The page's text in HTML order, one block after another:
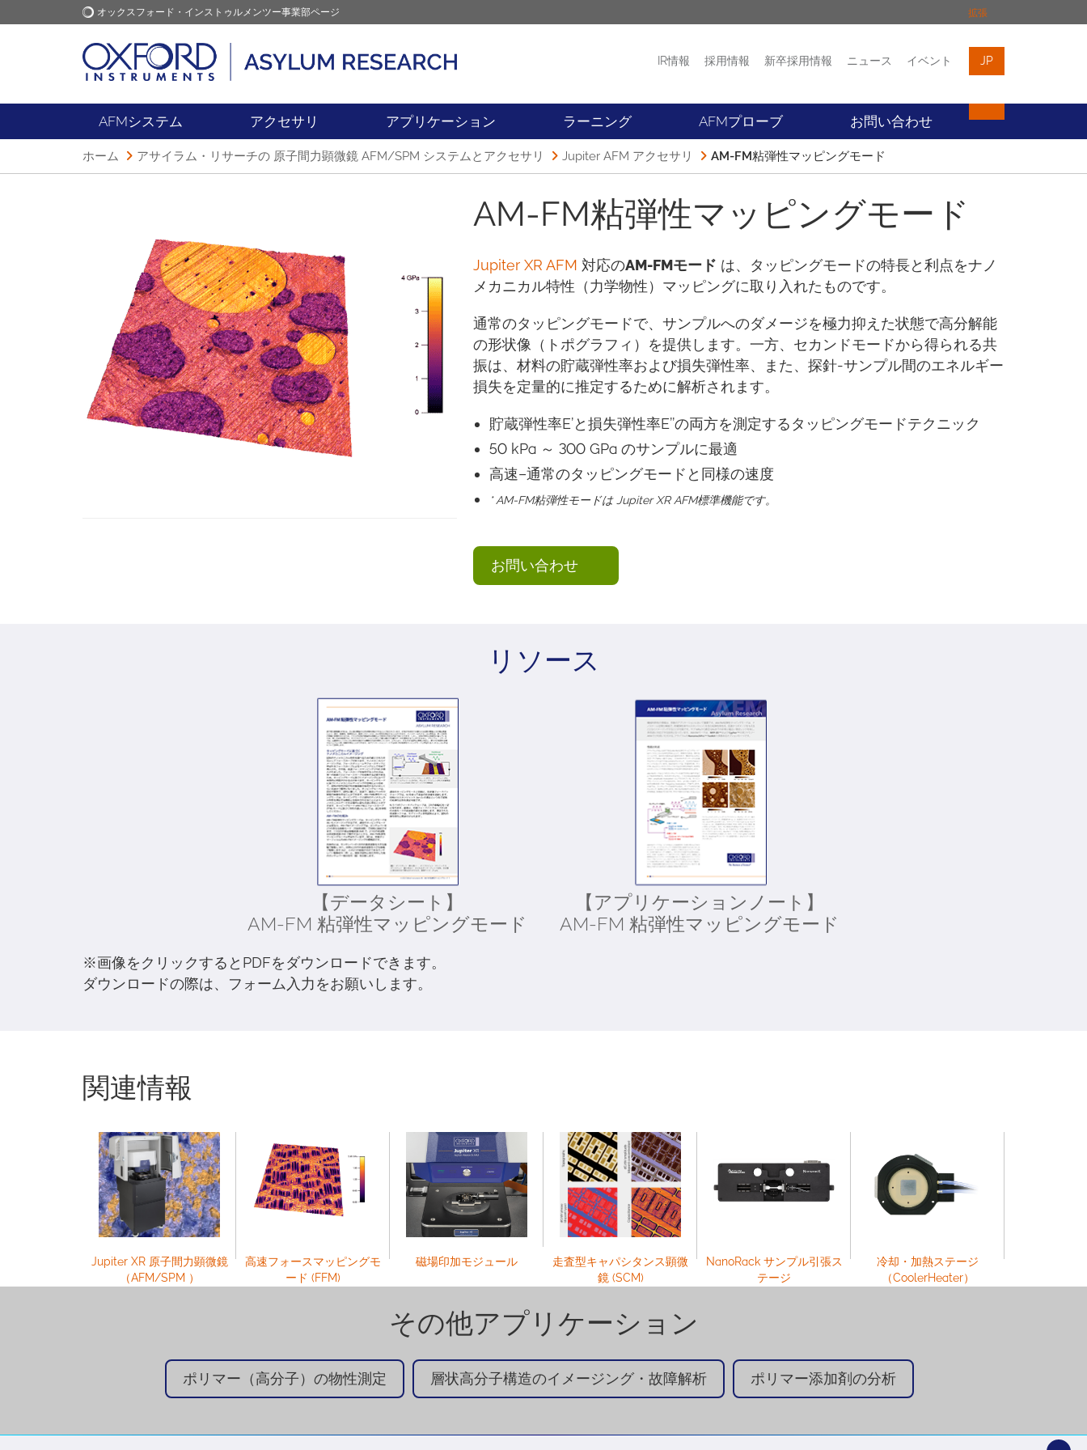
オックスフォード・インストゥルメンツー事業部ページ 拡張
オックスフォード・インス
トゥルメンツ
アプリケーション プロダクト イベント お問い合わせ
IR情報 採用情報 新卒採用情報 ニュース イベント JP
AFMシステム アクセサリ アプリケーション ラーニング AFMプローブ お問い合わせ
ホーム アサイラム・リサーチの 原子間力顕微鏡 AFM/SPM システムとアクセサリ Jupiter AFM アクセサリ AM-FM粘弾性マッピングモード
AM-FM粘弾性マッピングモード
Jupiter XR AFM 対応のAM-FMモード は、タッピングモードの特長と利点をナノ
メカニカル特性（力学物性）マッピングに取り入れたものです。
通常のタッピングモードで、サンプルへのダメージを極力抑えた状態で高分解能
の形状像（トポグラフィ）を提供します。一方、セカンドモードから得られる共
振は、材料の貯蔵弾性率および損失弾性率、また、探針-サンプル間のエネルギー
損失を定量的に推定するために解析されます。
貯蔵弾性率E’と損失弾性率E’’の両方を測定するタッピングモードテクニック
50 kPa ～ 300 GPa のサンプルに最適
高速–通常のタッピングモードと同様の速度
* AM-FM粘弾性モードは Jupiter XR AFM標準機能です。
お問い合わせ
リソース
【データシート】
AM-FM 粘弾性マッピングモード
【アプリケーションノート】
AM-FM 粘弾性マッピングモード
※画像をクリックするとPDFをダウンロードできます。
ダウンロードの際は、フォーム入力をお願いします。
関連情報
Jupiter XR 原子間力顕微鏡
（AFM/SPM ）
高速フォースマッピングモ
ード (FFM)
磁場印加モジュール
走査型キャパシタンス顕微
鏡 (SCM)
NanoRack サンプル引張ス
テージ
冷却・加熱ステージ
（CoolerHeater）
その他アプリケーション
ポリマー（高分子）の物性測定 層状高分子構造のイメージング・故障解析 ポリマー添加剤の分析